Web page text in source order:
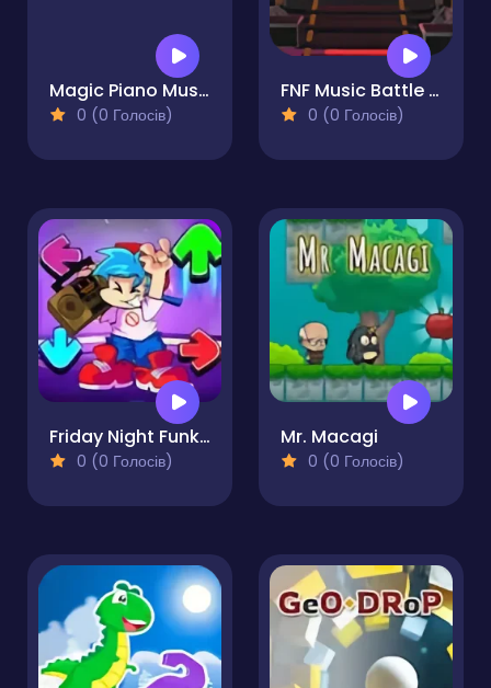
Magic Piano Music
0 (0 Голосів)
FNF Music Battle 3D
0 (0 Голосів)
Friday Night Funkin Unblocked
0 (0 Голосів)
Mr. Macagi
0 (0 Голосів)